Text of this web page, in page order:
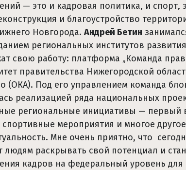
— это и кадровая политика, и спорт,
и благоустройство
Новгорода. Андрей Бетин
региональных институтов
свою работу: платформа „Команда
правительства Нижегородской
(ОКА). Под его управлением команда
реализацией ряда национальных
региональные инициативы — первый
мероприятия и многое
Мне очень приятно, что
людям раскрывать свой потенциал и
кадров на федеральный уровень для